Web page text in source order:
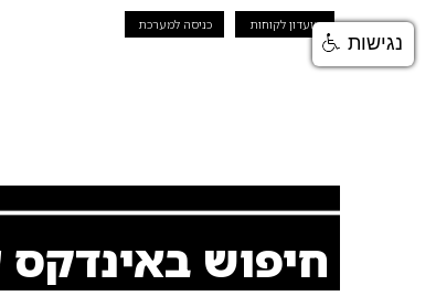
מועדון לקוחות כניסה למערכת
חיפוש
נגישות